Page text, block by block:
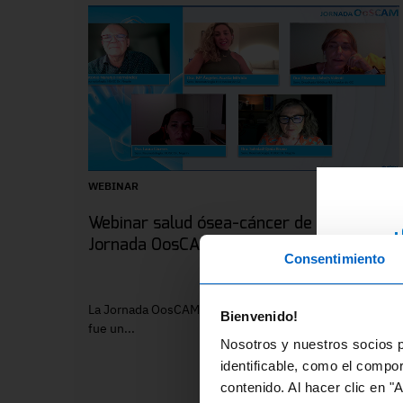
Consentimiento
Bienvenido!
Nosotros y nuestros socios
identificable, como el
contenido. Al hacer clic en
WEBINAR
Webinar salud ósea-cáncer de mama.
Jornada OosCAM
La Jornada OosCAM, celebrada el 2 de abril de 2024,
fue un...